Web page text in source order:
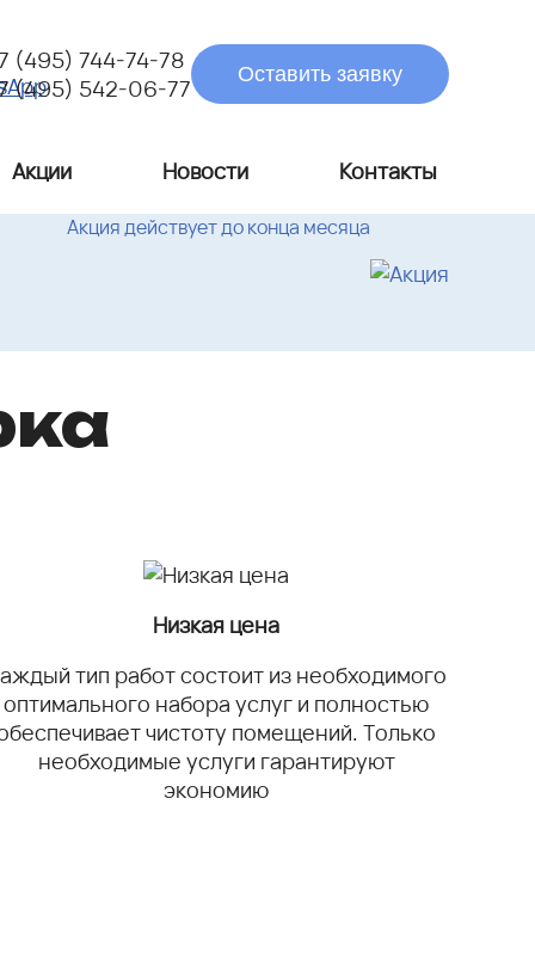
(495) 744-74-78
(495) 542-06-77
Оставить заявку
Акции Новости Контакты
Акция действует до конца месяца
Низкая цена
тип работ состоит из необходимого
оптимального набора услуг и полностью
чистоту помещений. Только
необходимые услуги гарантируют
экономию